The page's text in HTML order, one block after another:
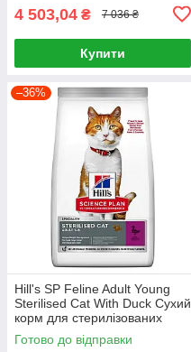
4 503,04 ₴ 7 036 ₴
Купити
–36%
Hill's SP Feline Adult Young
Sterilised Cat With Duck Сухий
корм для стерилізованих
котів 3кг
Готово до відправки